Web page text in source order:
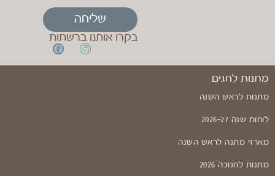
שליחה
בקרו אותנו ברשתות
מתנות לחגים
מתנות לראש השנה
לוחות שנה 2026-27
מארזי מתנה לראש השנה
מתנות לחנוכה 2026